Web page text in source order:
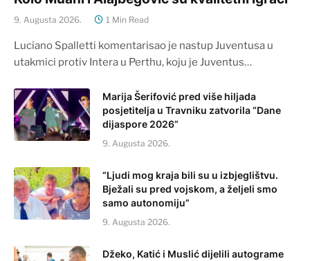
9. Augusta 2026. 1 Min Read
Luciano Spalletti komentarisao je nastup Juventusa u
utakmici protiv Intera u Perthu, koju je Juventus…
Marija Šerifović pred više hiljada
posjetitelja u Travniku zatvorila “Dane
dijaspore 2026”
9. Augusta 2026.
“Ljudi mog kraja bili su u izbjeglištvu.
Bježali su pred vojskom, a željeli smo
samo autonomiju”
9. Augusta 2026.
Džeko, Katić i Muslić dijelili autograme